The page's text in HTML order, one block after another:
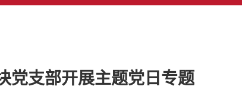
支部开展主题党日专题